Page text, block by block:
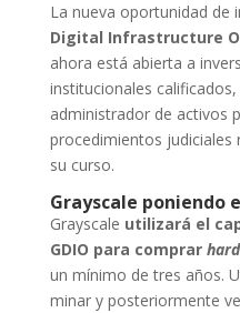
La nueva oportunidad de
Digital Infrastructure
ahora está abierta a
institucionales
administrador de activos
procedimientos judiciales
su curso.
Grayscale poniendo
Grayscale utilizará el
GDIO para comprar
un mínimo de tres años.
minar y posteriormente